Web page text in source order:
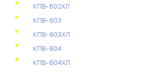
КПВ-602ХЛ
КПВ-603
КПВ-603ХЛ
КПВ-604
КПВ-604ХЛ